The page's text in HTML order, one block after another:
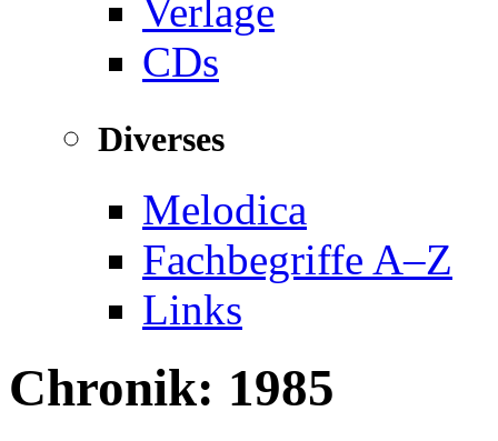
Verlage
CDs
Diverses
Melodica
Fachbegriffe A–Z
Links
Chronik: 1985